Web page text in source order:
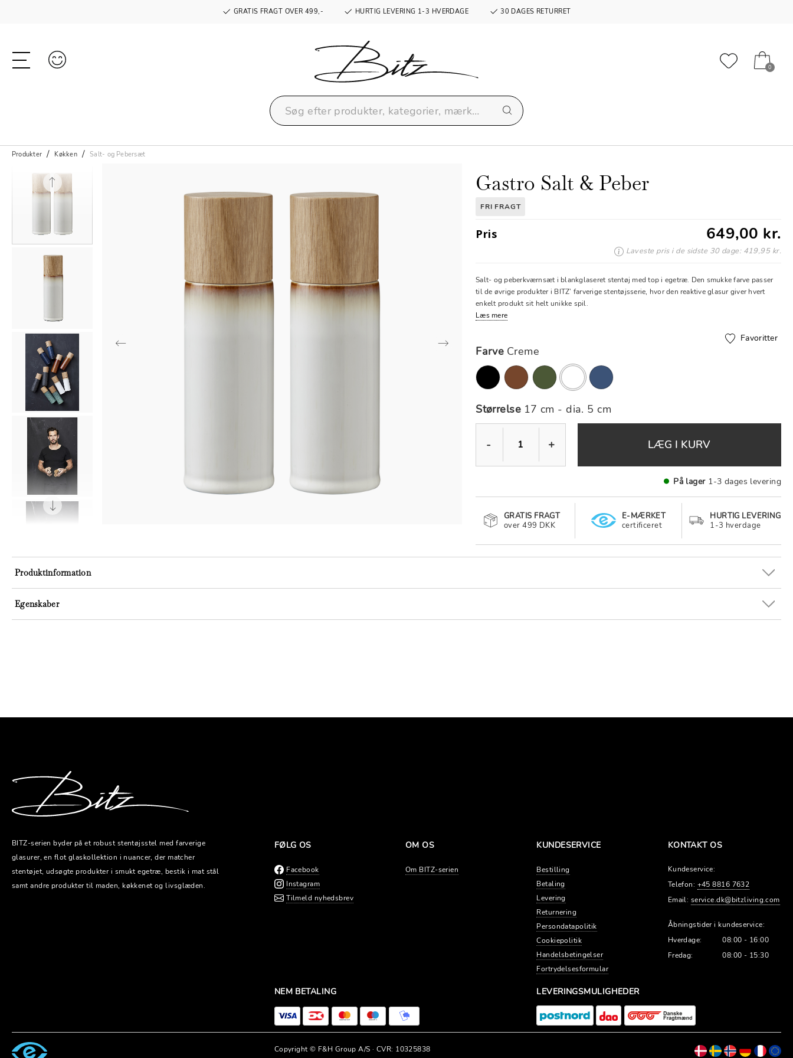
GRATIS FRAGT OVER 499,- HURTIG LEVERING 1-3 HVERDAGE 30 DAGES RETURRET
0
Produkter Køkken Salt- og Pebersæt
Gastro Salt & Peber
FRI FRAGT
Pris 649,00 kr.
Laveste pris i de sidste 30 dage: 419,95 kr.
Salt- og peberkværnsæt i blankglaseret stentøj med top i egetræ. Den smukke farve passer
til de øvrige produkter i BITZ’ farverige stentøjsserie, hvor den reaktive glasur giver hvert
enkelt produkt sit helt unikke spil.
Læs mere
Favoritter
Farve Creme
valgte
Størrelse 17 cm - dia. 5 cm
- + LÆG I KURV
På lager 1-3 dages levering
GRATIS FRAGT
over 499 DKK
E-MÆRKET
certificeret
HURTIG LEVERING
1-3 hverdage
Egenskaber
Produktinformation
BITZ-serien byder på et robust stentøjsstel med farverige
glasurer, en flot glaskollektion i nuancer, der matcher
stentøjet, udsøgte produkter i smukt egetræ, bestik i mat stål
samt andre produkter til maden, køkkenet og livsglæden.
FØLG OS
Facebook
Instagram
Tilmeld nyhedsbrev
OM OS
Om BITZ-serien
KUNDESERVICE
Bestilling
Betaling
Levering
Returnering
Persondatapolitik
Cookiepolitik
Handelsbetingelser
Fortrydelsesformular
KONTAKT OS
Kundeservice:
Telefon: +45 8816 7632
Email: service.dk@bitzliving.com
Åbningstider i kundeservice:
Hverdage:
08:00 - 16:00
Fredag:
08:00 - 15:30
NEM BETALING LEVERINGSMULIGHEDER
Copyright © F&H Group A/S · CVR: 10325838